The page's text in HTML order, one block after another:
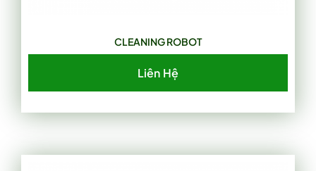
CLEANING ROBOT
Liên Hệ